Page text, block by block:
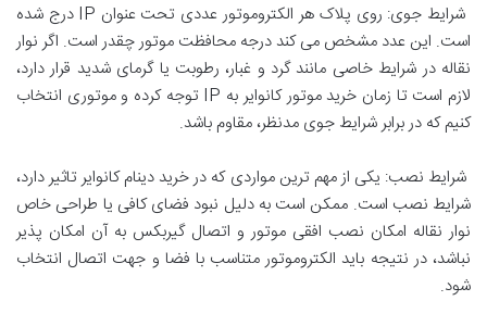
شرایط جوی: روی پلاک هر الکتروموتور عددی تحت عنوان IP درج شده
است. این عدد مشخص می کند درجه محافظت موتور چقدر است. اگر نوار
نقاله در شرایط خاصی مانند گرد و غبار، رطوبت یا گرمای شدید قرار دارد،
لازم است تا زمان خرید موتور کانوایر به IP توجه کرده و موتوری انتخاب
کنیم که در برابر شرایط جوی مدنظر، مقاوم باشد.
شرایط نصب: یکی از مهم ترین مواردی که در خرید دینام کانوایر تاثیر دارد،
شرایط نصب است. ممکن است به دلیل نبود فضای کافی یا طراحی خاص
نوار نقاله امکان نصب افقی موتور و اتصال گیربکس به آن امکان پذیر
نباشد، در نتیجه باید الکتروموتور متناسب با فضا و جهت اتصال انتخاب
شود.